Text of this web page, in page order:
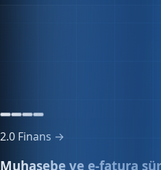
2.0Finans →
Muhasebe ve e-fatura
otomatikleştirin